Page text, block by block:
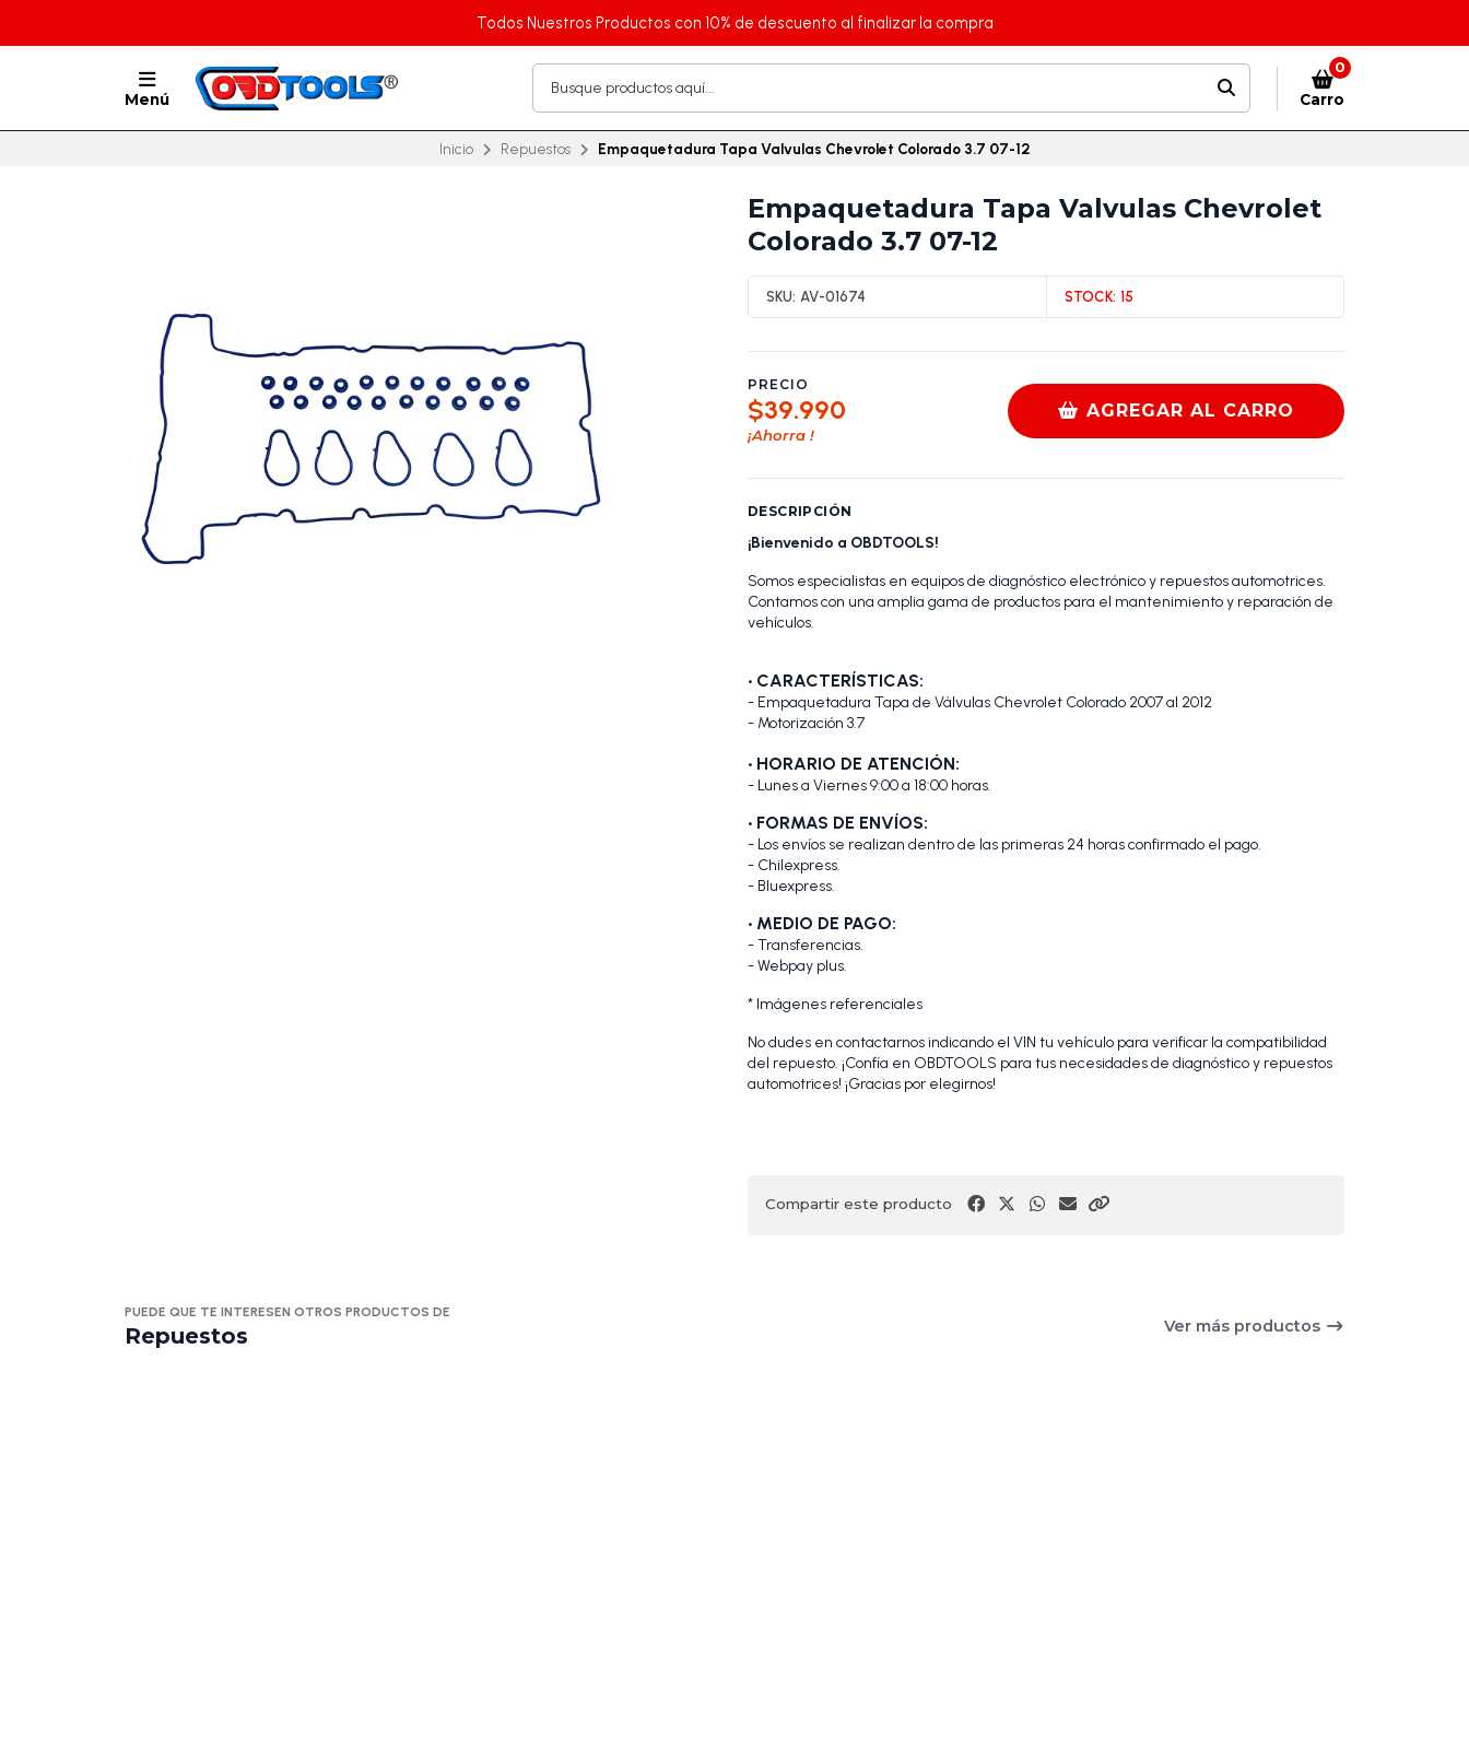
Todos Nuestros Productos con 10% de descuento al finalizar la compra
Menú
0
Carro
Inicio Repuestos Empaquetadura Tapa Valvulas Chevrolet Colorado 3.7 07-12
Empaquetadura Tapa Valvulas Chevrolet
Colorado 3.7 07-12
SKU: AV-01674 STOCK: 15
PRECIO
$39.990
¡Ahorra !
AGREGAR AL CARRO
DESCRIPCIÓN
¡Bienvenido a OBDTOOLS!
Somos especialistas en equipos de diagnóstico electrónico y repuestos automotrices.
Contamos con una amplia gama de productos para el mantenimiento y reparación de
vehículos.
• CARACTERÍSTICAS:
- Empaquetadura Tapa de Válvulas Chevrolet Colorado 2007 al 2012
- Motorización 3.7
• HORARIO DE ATENCIÓN:
- Lunes a Viernes 9:00 a 18:00 horas.
• FORMAS DE ENVÍOS:
- Los envíos se realizan dentro de las primeras 24 horas confirmado el pago.
- Chilexpress.
- Bluexpress.
• MEDIO DE PAGO:
- Transferencias.
- Webpay plus.
* Imágenes referenciales
No dudes en contactarnos indicando el VIN tu vehículo para verificar la compatibilidad
del repuesto. ¡Confía en OBDTOOLS para tus necesidades de diagnóstico y repuestos
automotrices! ¡Gracias por elegirnos!
Compartir este producto
PUEDE QUE TE INTERESEN OTROS PRODUCTOS DE
Repuestos Ver más productos